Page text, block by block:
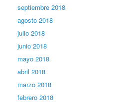
septiembre 2018
agosto 2018
julio 2018
junio 2018
mayo 2018
abril 2018
marzo 2018
febrero 2018